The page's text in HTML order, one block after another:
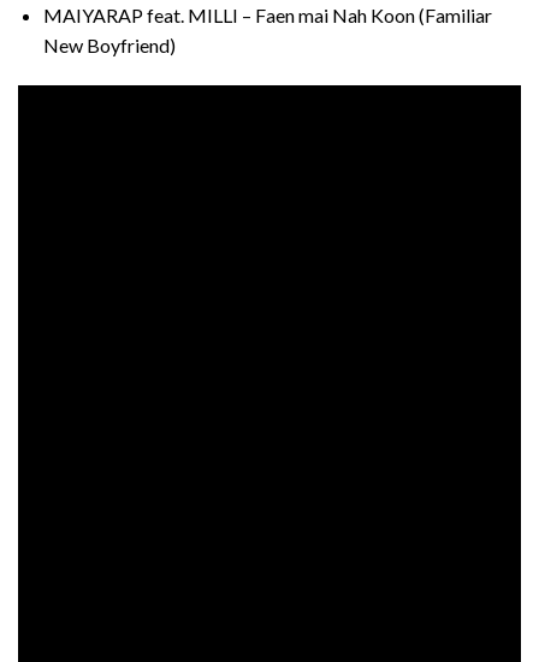
MAIYARAP feat. MILLI – Faen mai Nah Koon (Familiar
New Boyfriend)